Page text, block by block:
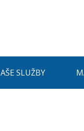
SLUŽBY